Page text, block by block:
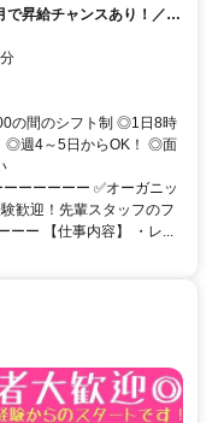
で昇給チャンスあり！／幅
分
の間のシフト制 ◎1日8時
◎週4～5日からOK！ ◎面
ーーーーー ✅オーガニッ
歓迎！先輩スタッフのフ
ーー 【仕事内容】 ・レ...